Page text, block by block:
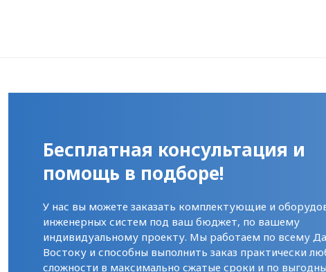
Бесплатная консультация и
помощь в подборе!
У нас вы можете заказать комплектующие и
инженерных систем под ваш бюджет, по вашему
индивидуальному проекту. Мы работаем по всему
Востоку и способны выполнить заказ практически
сложности в максимально сжатые сроки и по